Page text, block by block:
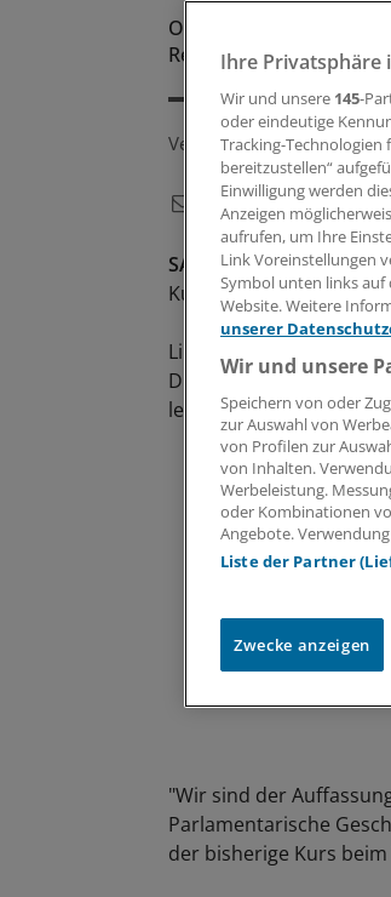
Opposition stößt mit
Regierung auf Granit.
Veröffentlicht:
SAARBRÜCKEN.Im
Kurswechsel in der
Linke, Grüne und
Drogenpolitik
lehnte dies ab.
"Wir sind der
Parlamentarische
der bisherige Kurs
Ihre Privatsphäre
Wir und unsere 145-
oder eindeutige
Tracking-
bereitzustellen“
Einwilligung werden
Anzeigen
aufrufen, um Ihre
Link Voreinstellungen
Symbol unten links auf
Website. Weitere
unserer
Wir und unsere
Speichern von oder
zur Auswahl von
von Profilen zur
von Inhalten.
Werbeleistung.
oder Kombinationen
Angebote.
Liste der Partner
Zwecke anzeigen